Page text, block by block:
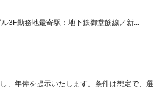
3F勤務地最寄駅：地下鉄御堂筋線／新...
年俸を提示いたします。条件は想定で、選...